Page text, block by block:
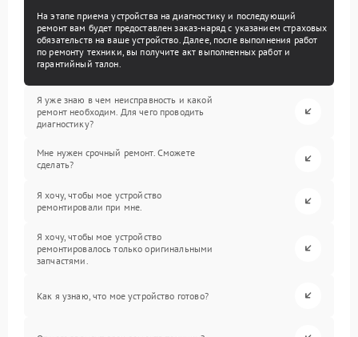
На этапе приема устройства на диагностику и последующий
ремонт вам будет предоставлен заказ-наряд с указанием страховых
обязательств на ваше устройство. Далее, после выполнения работ
по ремонту техники, вы получите акт выполненных работ и
гарантийный талон.
Я уже знаю в чем неисправность и какой
ремонт необходим. Для чего проводить
диагностику?
Мне нужен срочный ремонт. Сможете
сделать?
Я хочу, чтобы мое устройство
ремонтировали при мне.
Я хочу, чтобы мое устройство
ремонтировалось только оригинальными
запчастями.
Как я узнаю, что мое устройство готово?